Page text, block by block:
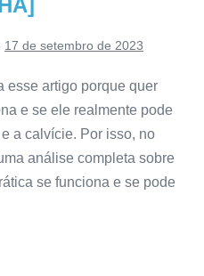
17 de setembro de 2023
esse artigo porque quer
e se ele realmente pode
a calvície. Por isso, no
análise completa sobre
se funciona e se pode